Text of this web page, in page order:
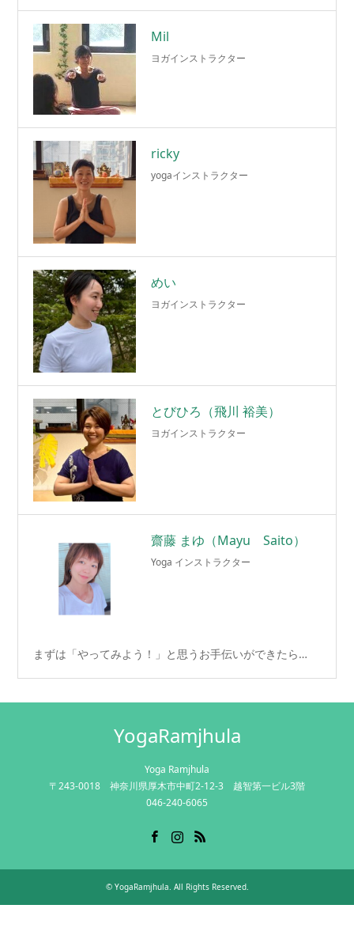
Mil
ヨガインストラクター
ricky
yogaインストラクター
めい
ヨガインストラクター
とびひろ（飛川 裕美）
ヨガインストラクター
齋藤 まゆ（Mayu Saito）
Yoga インストラクター
まずは「やってみよう！」と思うお手伝いができたら…
YogaRamjhula
Yoga Ramjhula
〒243-0018 神奈川県厚木市中町2-12-3 越智第一ビル3階
046-240-6065
© YogaRamjhula. All Rights Reserved.